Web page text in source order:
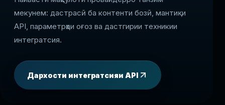
мекунем: дастрасӣ ба контенти бозӣ, мантиқи
API, параметрҳои оғоз ва дастгирии техникии
интегратсия.
Дархости интегратсияи API